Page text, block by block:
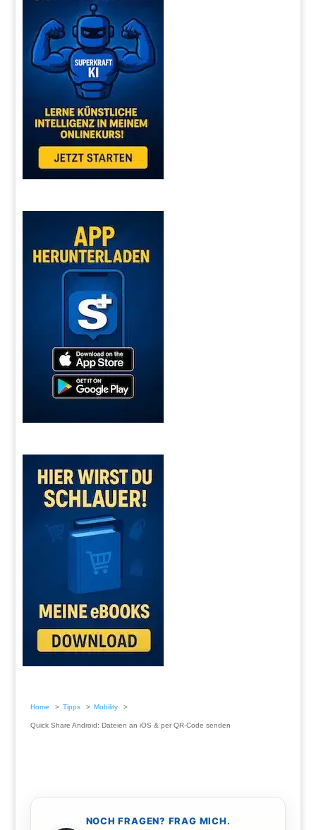
Home Tipps Mobility
Quick Share Android: Dateien an iOS & per QR-Code senden
NOCH FRAGEN? FRAG MICH.